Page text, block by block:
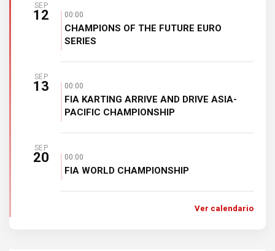
SEP
12 00:00
CHAMPIONS OF THE FUTURE EURO
SERIES
SEP
13 00:00
FIA KARTING ARRIVE AND DRIVE ASIA-
PACIFIC CHAMPIONSHIP
SEP
20 00:00
FIA WORLD CHAMPIONSHIP
Ver calendario